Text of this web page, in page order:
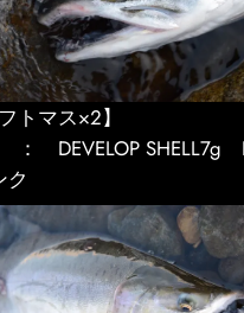
トマス×２】
DEVELOP SHELL7g